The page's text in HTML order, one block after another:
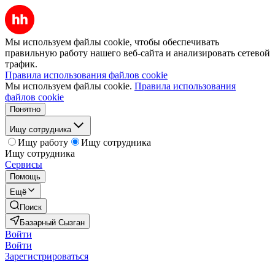
Мы используем файлы cookie, чтобы обеспечивать
правильную работу нашего веб-сайта и анализировать сетевой
трафик.
Правила использования файлов cookie
Мы используем файлы cookie. Правила использования
файлов cookie
Понятно
Ищу сотрудника
Ищу работу
Ищу сотрудника
Ищу сотрудника
Сервисы
Помощь
Ещё
Поиск
Базарный Сызган
Войти
Войти
Зарегистрироваться